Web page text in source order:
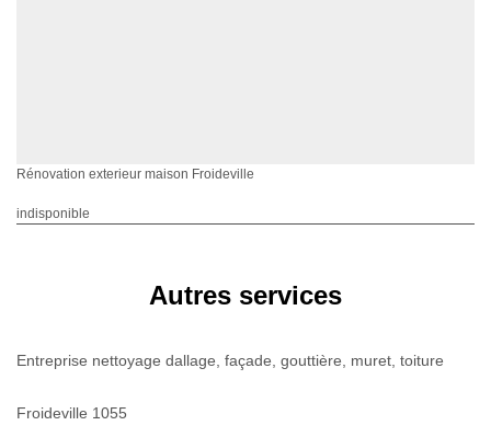
Rénovation exterieur maison Froideville
indisponible
Autres services
Entreprise nettoyage dallage, façade, gouttière, muret, toiture
Froideville 1055